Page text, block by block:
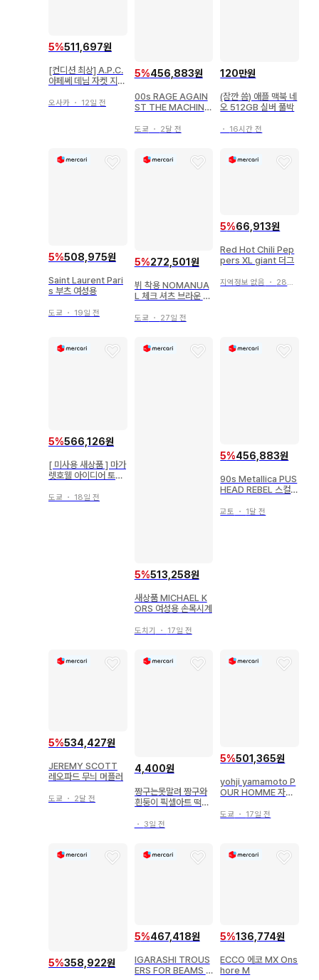
배송 업체는 당사 지정 배송 업체입니다.
본 상품은 우쓰노미야점에서 발송합니다.
고객님의 책임으로 인해 짐이 반송된 경우, 반송비와 재배송비
는 고객님 부담입니다. 반송비, 재배송비는 저희 매장에서 은행
5%511,697원
[컨디션 최상] A.P.C.
아페쎄 데님 자켓 지쟌
오사카 ・ 12일 전
5%456,883원
00s RAGE AGAIN
ST THE MACHINE
도쿄 ・ 2달 전
120만원
(잠깐 씀) 애플 맥북 네
오 512GB 실버 풀박
・ 16시간 전
5%508,975원
Saint Laurent Pari
s 부츠 여성용
도쿄 ・ 19일 전
5%272,501원
뷔 착용 NOMANUA
L 체크 셔츠 브라운 M
도쿄 ・ 27일 전
5%66,913원
Red Hot Chili Pep
pers XL giant 더그
지역정보 없음 ・ 28일 전
5%566,126원
[ 미사용 새상품 ] 마가
렛호웰 아이디어 토트
도쿄 ・ 18일 전
5%513,258원
새상품 MICHAEL K
ORS 여성용 손목시계
도치기 ・ 17일 전
5%456,883원
90s Metallica PUS
HEAD REBEL 스컬
교토 ・ 1달 전
5%534,427원
JEREMY SCOTT
레오파드 무늬 머플러
도쿄 ・ 2달 전
4,400원
짱구는못말려 짱구와
흰둥이 픽셀아트 떡메
・ 3일 전
5%501,365원
yohji yamamoto P
OUR HOMME 자켓
도쿄 ・ 17일 전
5%358,922원
5%467,418원
IGARASHI TROUS
ERS FOR BEAMS F
5%136,774원
ECCO 에코 MX Ons
hore M